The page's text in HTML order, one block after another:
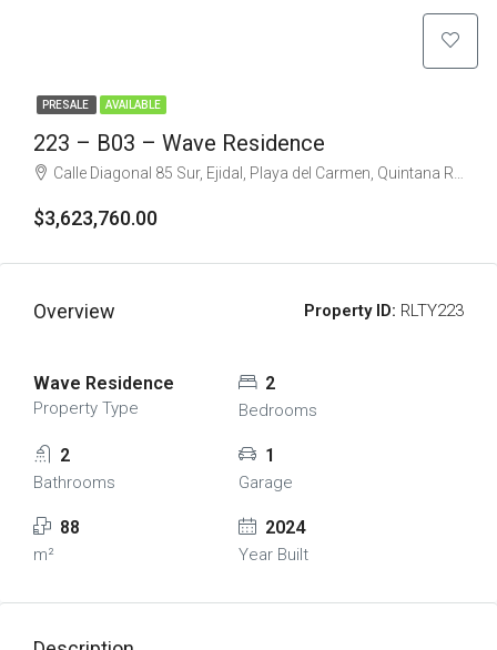
PRESALE AVAILABLE
223 – B03 – Wave Residence
Calle Diagonal 85 Sur, Ejidal, Playa del Carmen, Quintana Roo, Mexico
$3,623,760.00
Overview Property ID: RLTY223
Wave Residence
Property Type
2
Bedrooms
2
Bathrooms
1
Garage
88
m²
2024
Year Built